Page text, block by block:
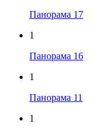
Панорама 17
1
Панорама 16
1
Панорама 11
1